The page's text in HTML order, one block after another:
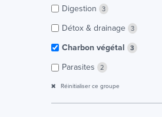
Digestion 3
Détox & drainage 3
Charbon végétal 3
Parasites 2
Réinitialiser ce groupe